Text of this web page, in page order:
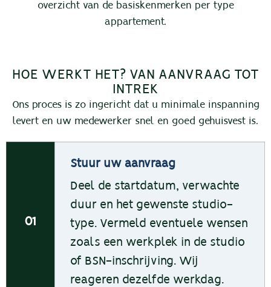
overzicht van de basiskenmerken per type
appartement.
HOE WERKT HET? VAN AANVRAAG TOT
INTREK
Ons proces is zo ingericht dat u minimale inspanning
levert en uw medewerker snel en goed gehuisvest is.
01
Stuur uw aanvraag
Deel de startdatum, verwachte
duur en het gewenste studio-
type. Vermeld eventuele wensen
zoals een werkplek in de studio
of BSN-inschrijving. Wij
reageren dezelfde werkdag.